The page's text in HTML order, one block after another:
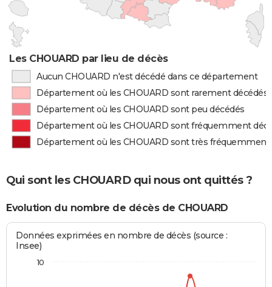
Les CHOUARD par lieu de décès
Aucun CHOUARD n'est décédé dans ce département
Département où les CHOUARD sont rarement décédés
Département où les CHOUARD sont peu décédés
Département où les CHOUARD sont fréquemment
Département où les CHOUARD sont très fréquemment
Qui sont les CHOUARD qui nous ont quittés ?
Evolution du nombre de décès de CHOUARD
Données exprimées en nombre de décès (source :
Insee)
10